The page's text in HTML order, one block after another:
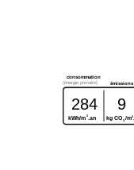
consommation
émissions
(énergie primaire)
284 9
kWh/m2.an kg CO2/m2